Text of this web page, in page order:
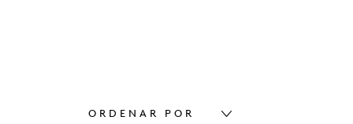
ORDENAR POR